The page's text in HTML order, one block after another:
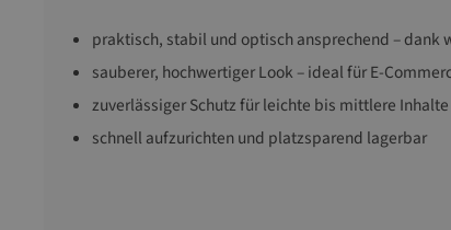
praktisch, stabil und optisch ansprechend – dank
sauberer, hochwertiger Look – ideal für E-
zuverlässiger Schutz für leichte bis mittlere Inhalte
schnell aufzurichten und platzsparend lagerbar